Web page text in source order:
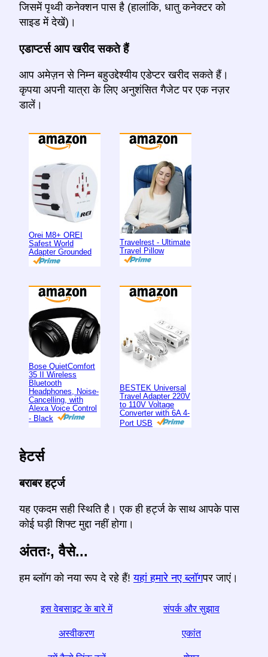
जिसमें पृथ्वी कनेक्शन पास है (हालांकि, धातु कनेक्टर को
साइड में देखें)।
एडाप्टर्स आप खरीद सकते हैं
आप अमेज़न से निम्न बहुउद्देश्यीय एडेप्टर खरीद सकते हैं।
कृपया अपनी यात्रा के लिए अनुशंसित गैजेट पर एक नज़र
डालें।
Orei M8+ OREI
Safest World
Adapter Grounded
Travelrest - Ultimate
Travel Pillow
Bose QuietComfort
35 II Wireless
Bluetooth
Headphones, Noise-
Cancelling, with
Alexa Voice Control
- Black
BESTEK Universal
Travel Adapter 220V
to 110V Voltage
Converter with 6A 4-
Port USB
हेटर्स
बराबर हर्ट्ज
यह एकदम सही स्थिति है। एक ही हर्ट्ज के साथ आपके पास
कोई घड़ी शिफ्ट मुद्दा नहीं होगा।
अंततः, वैसे...
हम ब्लॉग को नया रूप दे रहे हैं!यहां हमारे नए ब्लॉगपर जाएं।
इस वेबसाइट के बारे में संपर्क और सुझाव
अस्वीकरण एकांत